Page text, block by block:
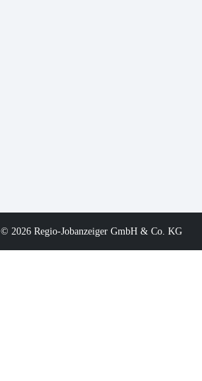
© 2026 Regio-Jobanzeiger GmbH & Co. KG